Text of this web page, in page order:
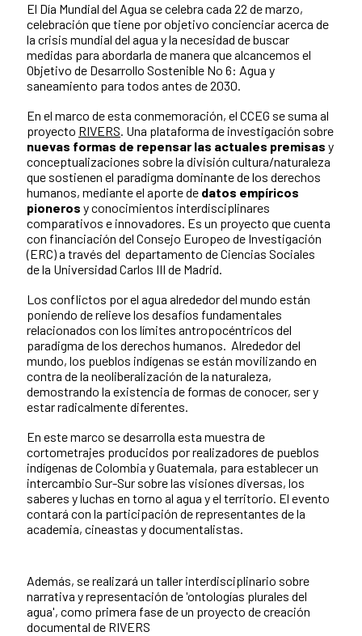
El Día Mundial del Agua se celebra cada 22 de marzo,
celebración que tiene por objetivo concienciar acerca de
la crisis mundial del agua y la necesidad de buscar
medidas para abordarla de manera que alcancemos el
Objetivo de Desarrollo Sostenible No 6: Agua y
saneamiento para todos antes de 2030.
En el marco de esta conmemoración, el CCEG se suma al
proyecto RIVERS. Una plataforma de investigación sobre
nuevas formas de repensar las actuales premisas y
conceptualizaciones sobre la división cultura/naturaleza
que sostienen el paradigma dominante de los derechos
humanos, mediante el aporte de datos empíricos
pioneros y conocimientos interdisciplinares
comparativos e innovadores. Es un proyecto que cuenta
con financiación del Consejo Europeo de Investigación
(ERC) a través del departamento deCiencias Sociales
dela Universidad Carlos III de Madrid.
Los conflictos por el agua alrededor del mundo están
poniendo de relieve los desafíos fundamentales
relacionados con los límites antropocéntricos del
paradigma de los derechos humanos. Alrededor del
mundo, los pueblos indígenas se están movilizando en
contra de la neoliberalización de la naturaleza,
demostrando la existencia de formas de conocer, ser y
estar radicalmente diferentes.
En este marco se desarrolla esta muestra de
cortometrajes producidos por realizadores de pueblos
indígenas de Colombia y Guatemala, para establecer un
intercambio Sur-Sur sobre las visiones diversas, los
saberes y luchas en torno al agua y el territorio. El evento
contará con la participación de representantes de la
academia, cineastas y documentalistas.
Además, se realizará un taller interdisciplinario sobre
narrativa y representación de 'ontologías plurales del
agua', como primera fase de un proyecto de creación
documental de RIVERS